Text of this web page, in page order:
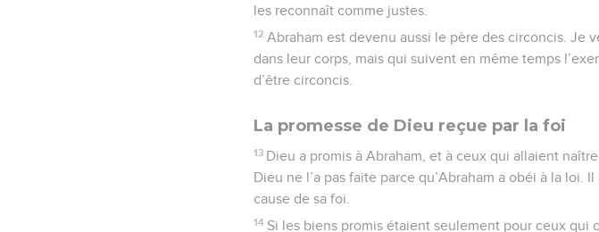
les reconnaît comme justes.
12 Abraham est devenu aussi le père des circoncis. Je
dans leur corps, mais qui suivent en même temps
d’être circoncis.
La promesse de Dieu reçue par la foi
13 Dieu a promis à Abraham, et à ceux qui allaient
Dieu ne l’a pas faite parce qu’Abraham a obéi à la loi.
cause de sa foi.
14 Si les biens promis étaient seulement pour ceux qui